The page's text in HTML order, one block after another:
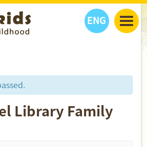
ENG
丫丫之選
關於我們
Library Family